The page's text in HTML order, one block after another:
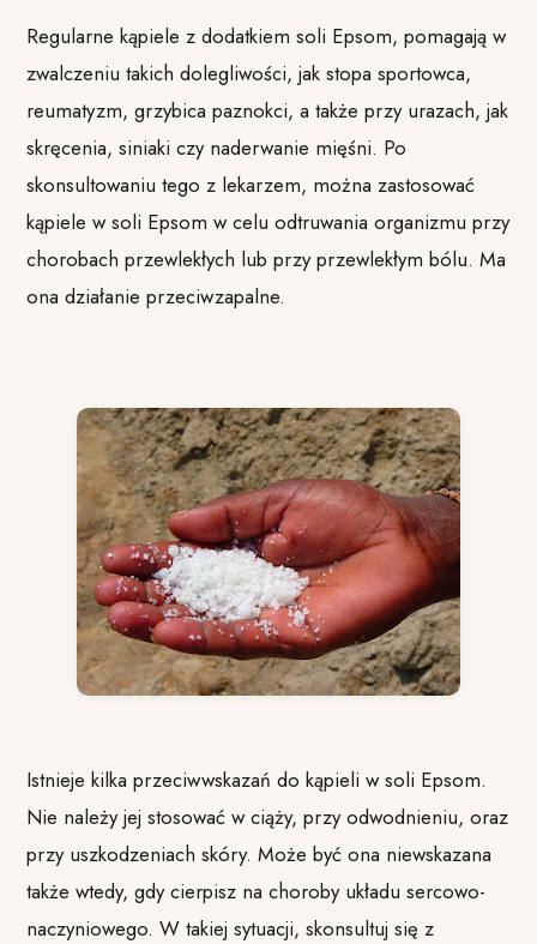
Regularne kąpiele z dodatkiem soli Epsom, pomagają w
zwalczeniu takich dolegliwości, jak stopa sportowca,
reumatyzm, grzybica paznokci, a także przy urazach, jak
skręcenia, siniaki czy naderwanie mięśni. Po
skonsultowaniu tego z lekarzem, można zastosować
kąpiele w soli Epsom w celu odtruwania organizmu przy
chorobach przewlekłych lub przy przewlekłym bólu. Ma
ona działanie przeciwzapalne.
Istnieje kilka przeciwwskazań do kąpieli w soli Epsom.
Nie należy jej stosować w ciąży, przy odwodnieniu, oraz
przy uszkodzeniach skóry. Może być ona niewskazana
także wtedy, gdy cierpisz na choroby układu sercowo-
naczyniowego. W takiej sytuacji, skonsultuj się z